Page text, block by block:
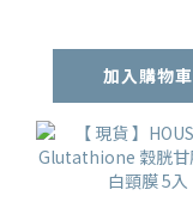
加入購物車